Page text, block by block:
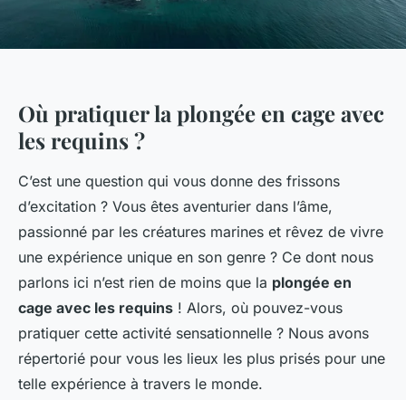
Où pratiquer la plongée en cage avec
les requins ?
C’est une question qui vous donne des frissons
d’excitation ? Vous êtes aventurier dans l’âme,
passionné par les créatures marines et rêvez de vivre
une expérience unique en son genre ? Ce dont nous
parlons ici n’est rien de moins que la plongée en
cage avec les requins ! Alors, où pouvez-vous
pratiquer cette activité sensationnelle ? Nous avons
répertorié pour vous les lieux les plus prisés pour une
telle expérience à travers le monde.